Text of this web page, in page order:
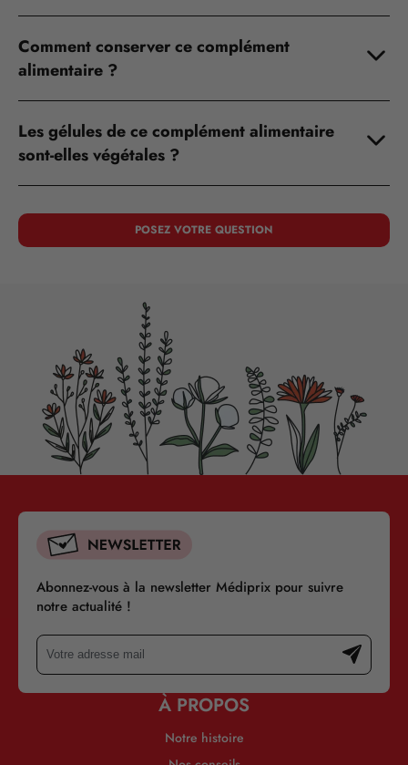
Comment conserver ce complément
alimentaire ?
Les gélules de ce complément alimentaire
sont-elles végétales ?
POSEZ VOTRE QUESTION
Abonnez-vous à la newsletter Médiprix pour suivre
notre actualité !
À PROPOS
Notre histoire